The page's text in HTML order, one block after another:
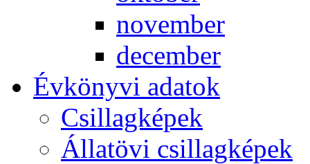
no­vem­ber
de­cem­ber
Év­köny­vi ada­tok
Csil­lag­ké­pek
Ál­lat­övi csil­lag­ké­pek